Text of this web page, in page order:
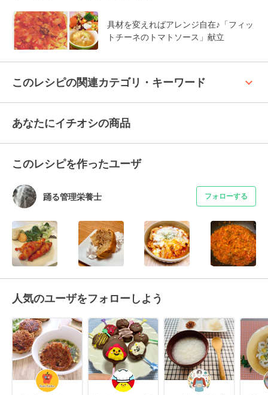
具材を変えればアレンジ自在♪「フィッ
トチーネのトマトソース」献立
このレシピの関連カテゴリ・キーワード keyboard_arrow_up
あなたにイチオシの商品
このレシピを作ったユーザ
踊る管理栄養士 フォローする
人気のユーザをフォローしよう